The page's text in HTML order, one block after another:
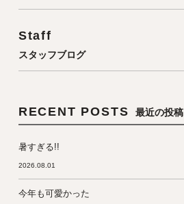
Staff
スタッフブログ
RECENT POSTS 最近の投稿
暑すぎる!!
2026.08.01
今年も可愛かった